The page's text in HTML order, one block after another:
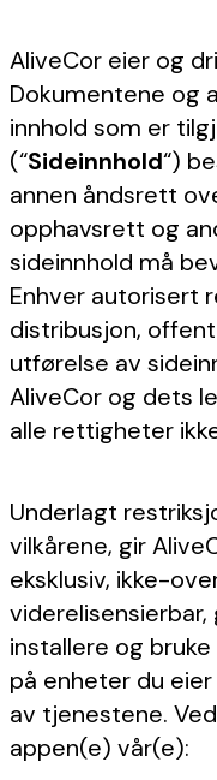
AliveCor eier og
Dokumentene og
innhold som er
(“Sideinnhold“)
annen åndsrett
opphavsrett og
sideinnhold må
Enhver autorisert
distribusjon,
utførelse av
AliveCor og dets
alle rettigheter
Underlagt
vilkårene, gir
eksklusiv, ikke-
viderelisensierbar,
installere og
på enheter du
av tjenestene.
appen(e) vår(e):